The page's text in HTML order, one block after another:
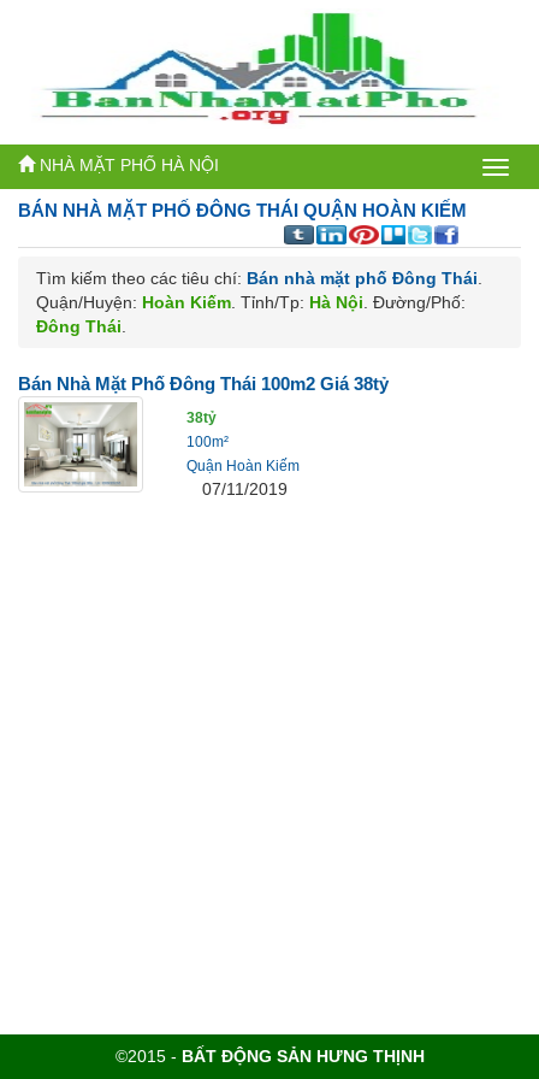
Bán
NHÀ MẶT PHỐ HÀ NỘI
BÁN NHÀ MẶT PHỐ ĐÔNG THÁI QUẬN HOÀN KIẾM
Tìm kiếm theo các tiêu chí: Bán nhà mặt phố Đông Thái
Quận/Huyện: Hoàn Kiếm . Tỉnh/Tp: Hà Nội . Đường/Phố:
Đông Thái
Bán Nhà Mặt Phố Đông Thái 100m2 Giá 38tỷ
38tỷ
100m²
Quận Hoàn Kiếm
07/11/2019
©2015 - BẤT ĐỘNG SẢN HƯNG THỊNH